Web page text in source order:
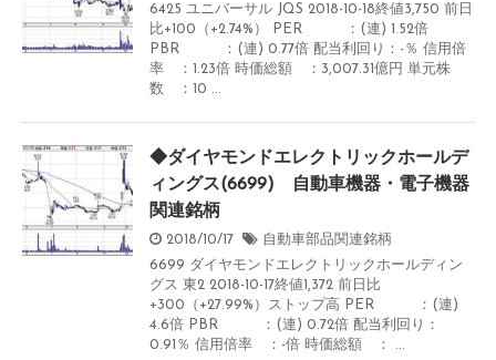
6425 ユニバーサル JQS 2018-10-18終値3,750 前日
比+100（+2.74%） PER ：(連) 1.52倍
PBR ：(連) 0.77倍 配当利回り：-％ 信用倍
率 ：1.23倍 時価総額 ：3,007.31億円 単元株
数 ：10 ...
◆ダイヤモンドエレクトリックホールデ
ィングス(6699) 自動車機器・電子機器
関連銘柄
2018/10/17
自動車部品関連銘柄
6699 ダイヤモンドエレクトリックホールディン
グス 東2 2018-10-17終値1,372 前日比
+300（+27.99%）ストップ高 PER ：(連)
4.6倍 PBR ：(連) 0.72倍 配当利回り：
0.91％ 信用倍率 ：-倍 時価総額 ： ...